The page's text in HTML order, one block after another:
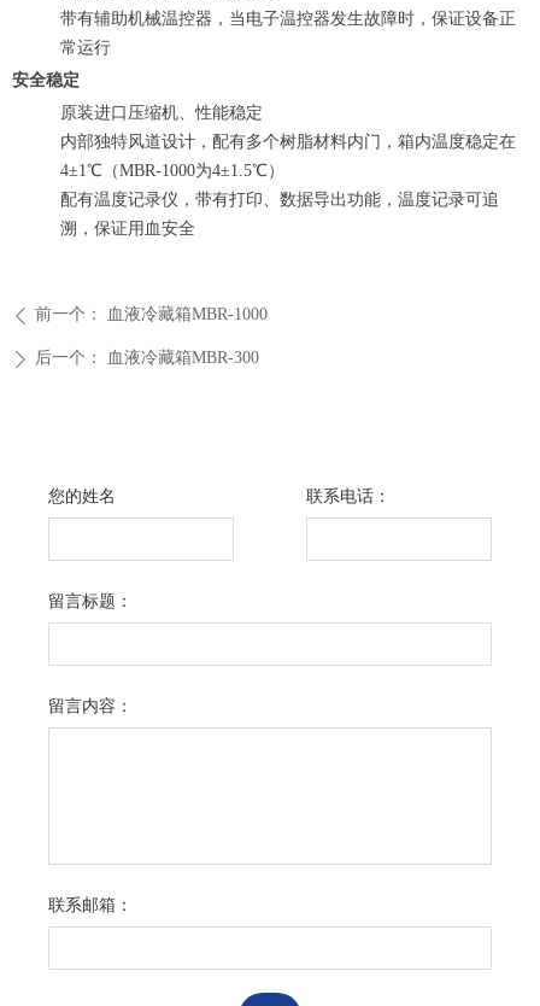
ꄴ 前一个： 血液冷藏箱MBR-1000
ꄲ 后一个： 血液冷藏箱MBR-300
带有辅助机械温控器，当电子温控器发生故障时，保证设备正
常运行
安全稳定
原装进口压缩机、性能稳定
内部独特风道设计，配有多个树脂材料内门，箱内温度稳定在
4±1℃（MBR-1000为4±1.5℃）
配有温度记录仪，带有打印、数据导出功能，温度记录可追
溯，保证用血安全
您的姓名 联系电话：
留言标题：
留言内容：
联系邮箱：